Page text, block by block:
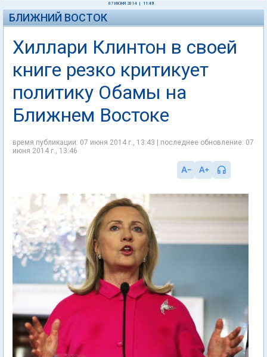
07 ИЮНЯ 2014 11:49
БЛИЖНИЙ ВОСТОК
Хиллари Клинтон в своей
книге резко критикует
политику Обамы на
Ближнем Востоке
время публикации: 07 июня 2014 г., 13:43 | последнее обновление: 07
июня 2014 г., 13:46